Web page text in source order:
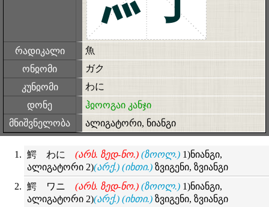
რადიკალი
魚
ონჲომი
ガク
კუნჲომი
わに
დონე
ჰჲოოგაი კანჯი
მნიშვნელობა
ალიგატორი, ნიანგი
鰐 わに (არს. ზედ-ნო.) (ზოოლ.) 1)ნიანგი,
ალიგატორი 2)(არქ.) (იხთი.) ზვიგენი, ზვიანგი
鰐 ワニ (არს. ზედ-ნო.) (ზოოლ.) 1)ნიანგი,
ალიგატორი 2)(არქ.) (იხთი.) ზვიგენი, ზვიანგი